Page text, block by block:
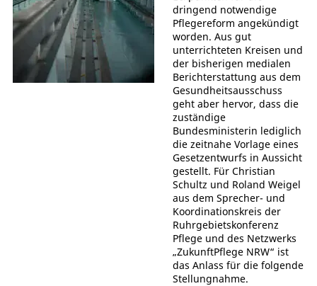
dringend notwendige
Pflegereform angekündigt
worden. Aus gut
unterrichteten Kreisen und
der bisherigen medialen
Berichterstattung aus dem
Gesundheitsausschuss
geht aber hervor, dass die
zuständige
Bundesministerin lediglich
die zeitnahe Vorlage eines
Gesetzentwurfs in Aussicht
gestellt. Für Christian
Schultz und Roland Weigel
aus dem Sprecher- und
Koordinationskreis der
Ruhrgebietskonferenz
Pflege und des Netzwerks
„ZukunftPflege NRW“ ist
das Anlass für die folgende
Stellungnahme.